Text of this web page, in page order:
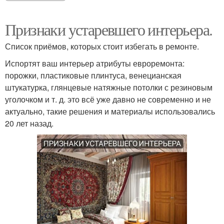
Признаки устаревшего интерьера.
Список приёмов, которых стоит избегать в ремонте.
Испортят ваш интерьер атрибуты евроремонта:
порожки, пластиковые плинтуса, венецианская
штукатурка, глянцевые натяжные потолки с резиновым
уголочком и т. д. это всё уже давно не современно и не
актуально, такие решения и материалы использовались
20 лет назад.